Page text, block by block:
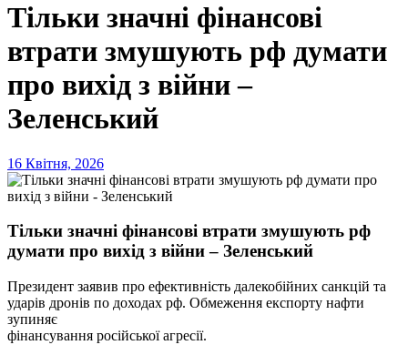
Тільки значні фінансові
втрати змушують рф думати
про вихід з війни –
Зеленський
16 Квітня, 2026
Тільки значні фінансові втрати змушують рф
думати про вихід з війни – Зеленський
Президент заявив про ефективність далекобійних санкцій та
ударів дронів по доходах рф. Обмеження експорту нафти
зупиняє
фінансування російської агресії.